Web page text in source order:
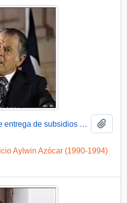
Presidente Aylwin hace entrega de subsidios habitacionales : video
Aylwin Azócar (1990-1994)